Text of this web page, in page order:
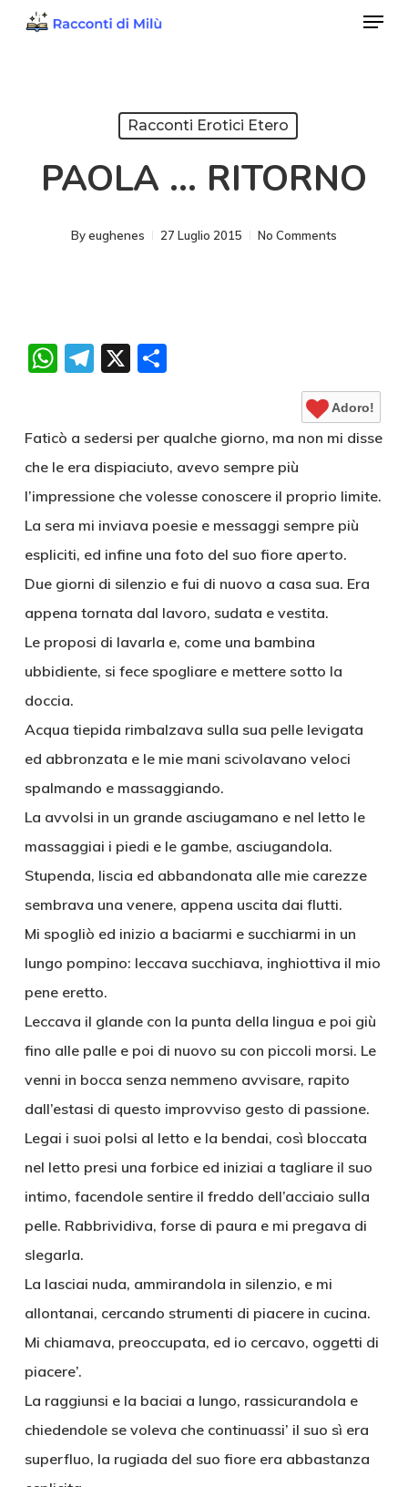
Menu
Racconti Erotici Etero
PAOLA … RITORNO
Byeughenes 27 Luglio 2015 No Comments
WhatsApp
Telegram
X Condividi
Adoro!
Faticò a sedersi per qualche giorno, ma non mi disse
che le era dispiaciuto, avevo sempre più
l’impressione che volesse conoscere il proprio limite.
La sera mi inviava poesie e messaggi sempre più
espliciti, ed infine una foto del suo fiore aperto.
Due giorni di silenzio e fui di nuovo a casa sua. Era
appena tornata dal lavoro, sudata e vestita.
Le proposi di lavarla e, come una bambina
ubbidiente, si fece spogliare e mettere sotto la
doccia.
Acqua tiepida rimbalzava sulla sua pelle levigata
ed abbronzata e le mie mani scivolavano veloci
spalmando e massaggiando.
La avvolsi in un grande asciugamano e nel letto le
massaggiai i piedi e le gambe, asciugandola.
Stupenda, liscia ed abbandonata alle mie carezze
sembrava una venere, appena uscita dai flutti.
Mi spogliò ed inizio a baciarmi e succhiarmi in un
lungo pompino: leccava succhiava, inghiottiva il mio
pene eretto.
Leccava il glande con la punta della lingua e poi giù
fino alle palle e poi di nuovo su con piccoli morsi. Le
venni in bocca senza nemmeno avvisare, rapito
dall’estasi di questo improvviso gesto di passione.
Legai i suoi polsi al letto e la bendai, così bloccata
nel letto presi una forbice ed iniziai a tagliare il suo
intimo, facendole sentire il freddo dell’acciaio sulla
pelle. Rabbrividiva, forse di paura e mi pregava di
slegarla.
La lasciai nuda, ammirandola in silenzio, e mi
allontanai, cercando strumenti di piacere in cucina.
Mi chiamava, preoccupata, ed io cercavo, oggetti di
piacere’.
La raggiunsi e la baciai a lungo, rassicurandola e
chiedendole se voleva che continuassi’ il suo sì era
superfluo, la rugiada del suo fiore era abbastanza